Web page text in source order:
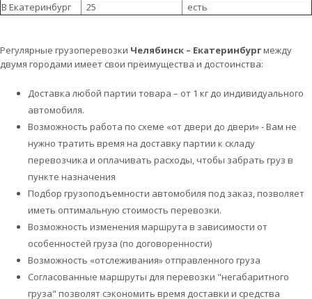
В Екатеринбург
25 есть
Регулярные грузоперевозки Челябинск – Екатеринбургмежду
двумя городами имеет свои преимущества и достоинства:
Доставка любой партии товара – от 1 кг до индивидуального
автомобиля.
Возможность работа по схеме «от двери до двери» - Вам не
нужно тратить время на доставку партии к складу
перевозчика и оплачивать расходы, чтобы забрать груз в
пункте назначения
Подбор грузоподъемности автомобиля под заказ, позволяет
иметь оптимальную стоимость перевозки.
Возможность изменения маршрута в зависимости от
особенностей груза (по договоренности)
Возможность «отслеживания» отправленного груза
Согласованные маршруты для перевозки "негабаритного
груза" позволят сэкономить время доставки и средства